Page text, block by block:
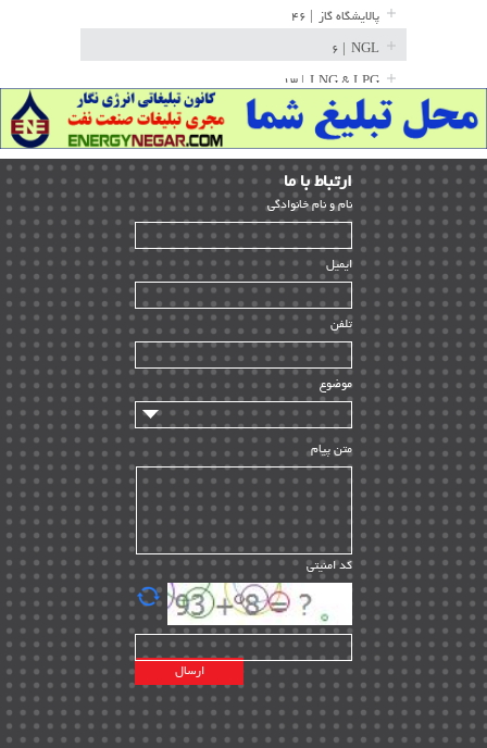
پالایشگاه گاز
NGL
LNG & LPG | ۱۳
خط لوله | ۳۶
مخازن ذخیره | ۱۵
پتروشیمی | ۱۴
بازرسی و QC | ۱۵
HSE | ۳۹
ساخت و نصب | ۱۲
راه اندازی | ۹
سازندگان و تامین کنندگان | ۱۰
تامین مالی و سرمایه گذاری | ۳۲
ماشین آلات
مدیریت پروژه
مدیریت دانش
مدیریت سازمانی و عمومی | ۲
تأمین کالا | ۱۳
EPC | ۲۰
پیمانکاران بین المللی | ۸
اطلاعات انرژی کشورها | ۱۴
پروژه های خارجی | ۱۵
نقشه های نفت و گاز خارجی | ۱۰
شرکت های نفتی | ۱۴
ارﺗﺒﺎط ﺑﺎ ما
ﻧﺎم و ﻧﺎم ﺧﺎﻧﻮادﮔﻰ
ایمیل
تلفن
موضوع
متن پیام
کد امنیتی